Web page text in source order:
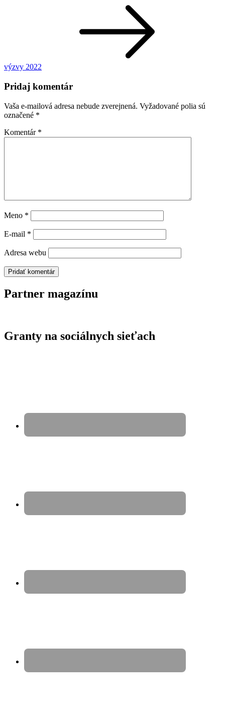
výzvy 2022
Pridaj komentár
Vaša e-mailová adresa nebude zverejnená. Vyžadované polia sú
označené *
Komentár *
Meno *
E-mail *
Adresa webu
Partner magazínu
Granty na sociálnych sieťach